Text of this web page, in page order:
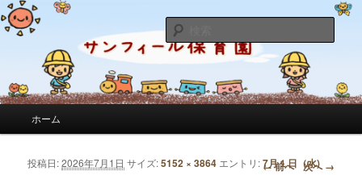
サンフィール保育園のブログ
サンフィール保育園のせんせいのブログです。園の日常を綴っています。
索
メインコンテンツへ移動
サブコンテンツへ移動
ホーム
画像ナビゲーション ← 前へ 次へ →
投稿日:2026年7月1日 サイズ:5152 × 3864 エントリ:7月１日（水)